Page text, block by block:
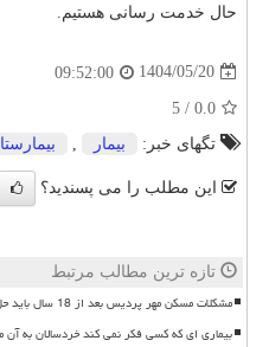
حال خدمت رسانی هستیم.
1404/05/20
09:52:00
0.0
/
5
تگهای خبر:
بیمار
این مطلب را می پسندید؟
تازه ترین مطالب مرتبط
مشکلات مسکن مهر پردیس بعد از 18 سال باید حل شود
بیماری ای که کسی فکر نمی کند خردسالان به آن